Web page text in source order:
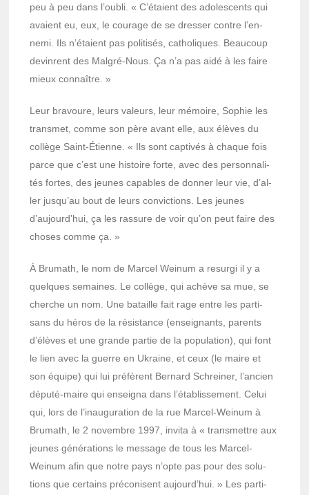
peu à peu dans l’ou­bli. « C’étaient des adoles­cents qui
avaient eu, eux, le courage de se dres­ser contre l’en­
nemi. Ils n’étaient pas poli­ti­sés, catho­liques. Beau­coup
devinrent des Malgré-Nous. Ça n’a pas aidé à les faire
mieux connaître. »
Leur bravoure, leurs valeurs, leur mémoire, Sophie les
trans­met, comme son père avant elle, aux élèves du
collège Saint-Étienne. « Ils sont capti­vés à chaque fois
parce que c’est une histoire forte, avec des person­na­li­
tés fortes, des jeunes capables de donner leur vie, d’al­
ler jusqu’au bout de leurs convic­tions. Les jeunes
d’aujourd’­hui, ça les rassure de voir qu’on peut faire des
choses comme ça. »
À Brumath, le nom de Marcel Weinum a resurgi il y a
quelques semaines. Le collège, qui achève sa mue, se
cherche un nom. Une bataille fait rage entre les parti­
sans du héros de la résis­tance (ensei­gnants, parents
d’élèves et une grande partie de la popu­la­tion), qui font
le lien avec la guerre en Ukraine, et ceux (le maire et
son équipe) qui lui préfèrent Bernard Schrei­ner, l’an­cien
député-maire qui ensei­gna dans l’éta­blis­se­ment. Celui
qui, lors de l’inau­gu­ra­tion de la rue Marcel-Weinum à
Brumath, le 2 novembre 1997, invita à « trans­mettre aux
jeunes géné­ra­tions le message de tous les Marcel-
Weinum afin que notre pays n’opte pas pour des solu­
tions que certains préco­nisent aujourd’­hui. » Les parti­